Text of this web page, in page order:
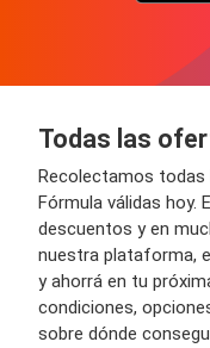
Todas las
Recolectamos
Fórmula válidas hoy.
descuentos y en
nuestra plataforma,
y ahorrá en tu
condiciones,
sobre dónde